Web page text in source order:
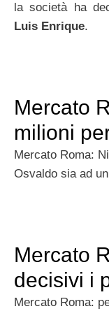
la società ha
Luis Enrique.
Mercato
milioni
Mercato Roma:
Osvaldo sia ad un
Mercato
decisivi i
Mercato Roma: